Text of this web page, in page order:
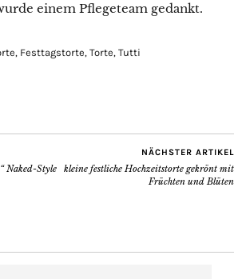
einem Pflegeteam gedankt.
, Festtagstorte, Torte, Tutti
Naked-Style
NÄCHSTER ARTIKEL
kleine festliche Hochzeitstorte gekrönt mit
Früchten und Blüten